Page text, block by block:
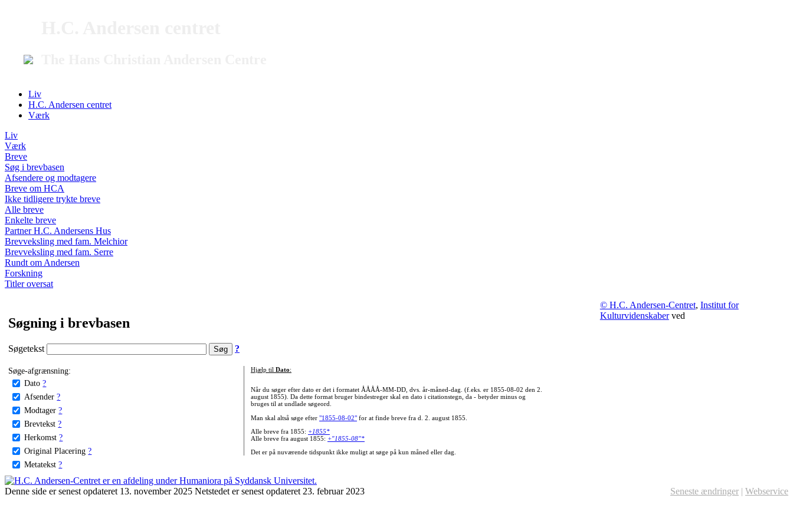
Liv
H.C. Andersen centret
Værk
Liv
Værk
Breve
Søg i brevbasen
Afsendere og modtagere
Breve om HCA
Ikke tidligere trykte breve
Alle breve
Enkelte breve
Partner H.C. Andersens Hus
Brevveksling med fam. Melchior
Brevveksling med fam. Serre
Rundt om Andersen
Forskning
Titler oversat
Søgning i brevbasen
Søgetekst ?
Søge-afgrænsning:
Dato ?
Afsender ?
Modtager ?
Brevtekst ?
Herkomst ?
Original Placering ?
Metatekst ?
Hjælp til Dato:
Når du søger efter dato er det i formatet ÅÅÅÅ-MM-DD, dvs. år-måned-dag. (f.eks. er 1855-08-02 den 2.
august 1855). Da dette format bruger bindestreger skal en dato i citationstegn, da - betyder minus og
bruges til at undlade søgeord.
Man skal altså søge efter "1855-08-02"for at finde breve fra d. 2. august 1855.
Alle breve fra 1855: +1855*
Alle breve fra august 1855: +"1855-08"*
Det er på nuværende tidspunkt ikke muligt at søge på kun måned eller dag.
© H.C. Andersen-Centret, Institut for
Kulturvidenskaberved
Denne side er senest opdateret 13. november 2025 Netstedet er senest opdateret 23. februar 2023 Seneste ændringer | Webservice